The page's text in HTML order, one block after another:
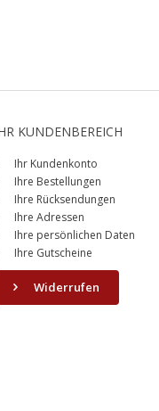
KUNDENBEREICH
Ihr Kundenkonto
Ihre Bestellungen
Ihre Rücksendungen
Ihre Adressen
Ihre persönlichen Daten
Ihre Gutscheine
Widerrufen